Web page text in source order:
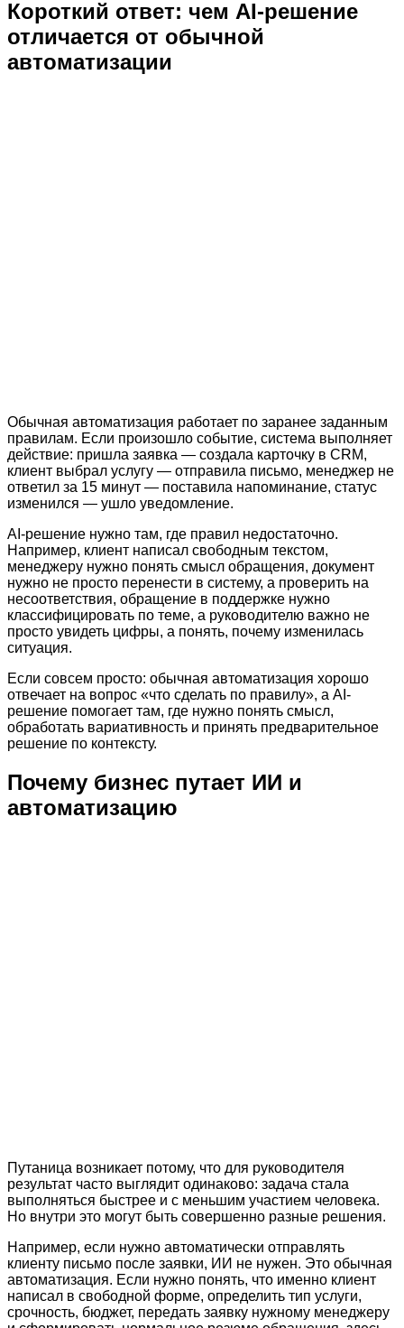
Короткий ответ: чем AI-решение
отличается от обычной
автоматизации
Обычная автоматизация работает по заранее заданным
правилам. Если произошло событие, система выполняет
действие: пришла заявка — создала карточку в CRM,
клиент выбрал услугу — отправила письмо, менеджер не
ответил за 15 минут — поставила напоминание, статус
изменился — ушло уведомление.
AI-решение нужно там, где правил недостаточно.
Например, клиент написал свободным текстом,
менеджеру нужно понять смысл обращения, документ
нужно не просто перенести в систему, а проверить на
несоответствия, обращение в поддержке нужно
классифицировать по теме, а руководителю важно не
просто увидеть цифры, а понять, почему изменилась
ситуация.
Если совсем просто: обычная автоматизация хорошо
отвечает на вопрос «что сделать по правилу», а AI-
решение помогает там, где нужно понять смысл,
обработать вариативность и принять предварительное
решение по контексту.
Почему бизнес путает ИИ и
автоматизацию
Путаница возникает потому, что для руководителя
результат часто выглядит одинаково: задача стала
выполняться быстрее и с меньшим участием человека.
Но внутри это могут быть совершенно разные решения.
Например, если нужно автоматически отправлять
клиенту письмо после заявки, ИИ не нужен. Это обычная
автоматизация. Если нужно понять, что именно клиент
написал в свободной форме, определить тип услуги,
срочность, бюджет, передать заявку нужному менеджеру